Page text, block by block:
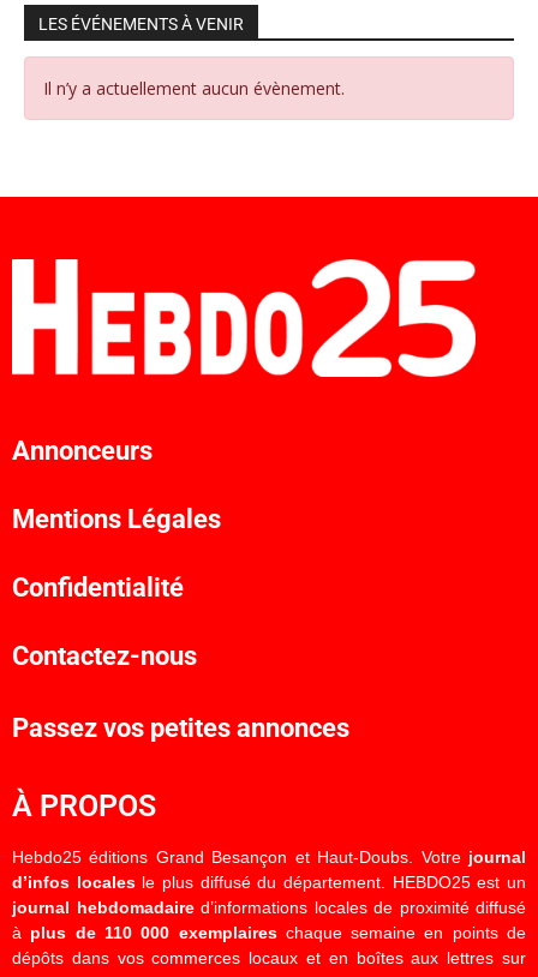
LES ÉVÉNEMENTS À VENIR
Il n’y a actuellement aucun évènement.
Annonceurs
Mentions Légales
Confidentialité
Contactez-nous
Passez vos petites annonces
À PROPOS
Hebdo25 éditions Grand Besançon et Haut-Doubs. Votre journal
d’infos localesle plus diffusé du département. HEBDO25 est un
journal hebdomadaired’informations locales de proximité diffusé
à plus de 110 000 exemplaireschaque semaine en points de
dépôts dans vos commerces locaux et en boîtes aux lettres sur